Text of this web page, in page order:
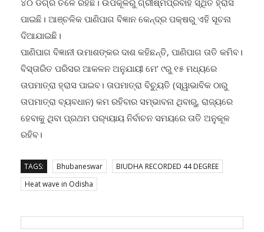
୪୦ ଡିଗ୍ରି ତଳେ ରହିଛି। ଉପକୂଳରୁ ଗ୍ରୀଷ୍ମପ୍ରବାହ ସ୍ଥିତି ହ୍ରାସ
ପାଇଛି। ଆଞ୍ଚଳିକ ପାଣିପାଗ ବିଜ୍ଞାନ କେନ୍ଦ୍ର ପକ୍ଷରୁ ଏହି ସୂଚନା
ଦିଆଯାଇଛି।
ପାଣିପାଗ ବିଜ୍ଞାନୀ ଉମାଶଙ୍କର ଦାଶ କହିଛନ୍ତି, ପାଣିପାଗ ତାତି କମିବ।
ବିସ୍ତାରିତ ପରିସର ଆକଳନ ଅନୁଯାୟୀ ମେ’ ୯ରୁ ୧୫ ମଧ୍ୟରେ
ତାପମାତ୍ରା ହ୍ରାସ ପାଇବ। ତାପମାତ୍ରା ବିଚ୍ୟୁତି (ସ୍ୱାଭାବିକ ଠାରୁ
ତାପମାତ୍ରା ବ୍ୟବଧାନ) କମ ରହିବାର ସମ୍ଭାବନା ଥିବାରୁ, ରାଜ୍ୟରେ
ହେବାକୁ ଥିବା ପ୍ରଥମ ପର‌୍ୟ୍ୟାୟ ନିର୍ବାଚନ ସମୟରେ ତାତି ଅନୁକୂଳ
ରହିବ।
TAGS: Bhubaneswar
BIUDHA RECORDED 44 DEGREE
Heat wave in Odisha